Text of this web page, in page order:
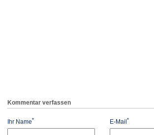
Kommentar verfassen
Ihr Name* E-Mail *